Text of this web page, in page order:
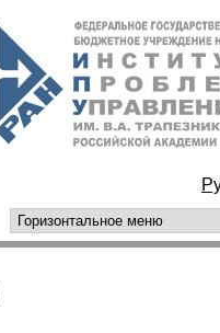
Перейти к
содержанию
горизонтальное